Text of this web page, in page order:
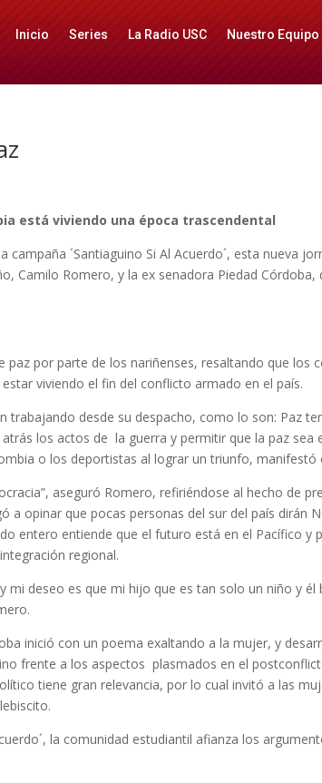
Inicio Series La Radio USC Nuestro Equipo
está viviendo una época trascendental
campaña ´Santiaguino Si Al Acuerdo´, esta nueva
Camilo Romero, y la ex senadora Piedad Córdoba,
por parte de los nariñenses, resaltando que los
viviendo el fin del conflicto armado en el país.
trabajando desde su despacho, como lo son: Paz
los actos de la guerra y permitir que la paz sea
o los deportistas al lograr un triunfo, manifestó
aseguró Romero, refiriéndose al hecho de
a opinar que pocas personas del sur del país dirán
entero entiende que el futuro está en el Pacífico y
regional.
mi deseo es que mi hijo que es tan solo un niño y él
inició con un poema exaltando a la mujer, y
frente a los aspectos plasmados en el
tiene gran relevancia, por lo cual invitó a las
la comunidad estudiantil afianza los